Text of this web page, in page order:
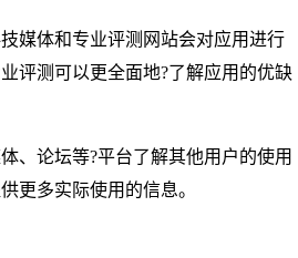
媒体和专业评测网站会对应用进行
评测可以更全面地?了解应用的优缺
、论坛等?平台了解其他用户的使用
更多实际使用的信息。